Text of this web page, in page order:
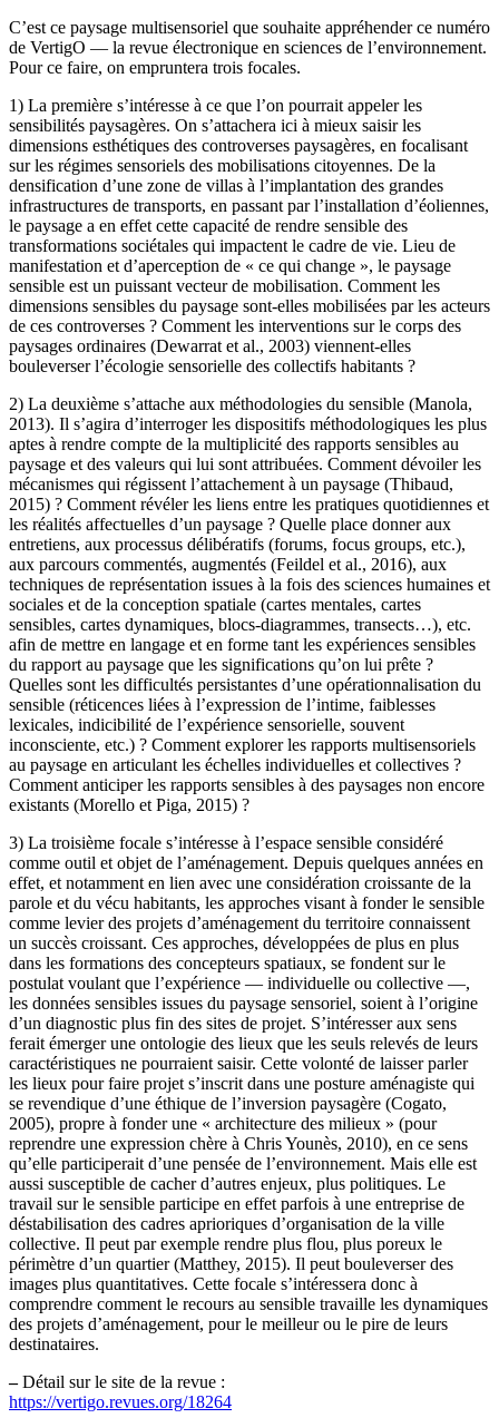
C’est ce paysage multisensoriel que souhaite appréhender ce numéro
de VertigO — la revue électronique en sciences de l’environnement.
Pour ce faire, on empruntera trois focales.
1) La première s’intéresse à ce que l’on pourrait appeler les
sensibilités paysagères. On s’attachera ici à mieux saisir les
dimensions esthétiques des controverses paysagères, en focalisant
sur les régimes sensoriels des mobilisations citoyennes. De la
densification d’une zone de villas à l’implantation des grandes
infrastructures de transports, en passant par l’installation d’éoliennes,
le paysage a en effet cette capacité de rendre sensible des
transformations sociétales qui impactent le cadre de vie. Lieu de
manifestation et d’aperception de « ce qui change », le paysage
sensible est un puissant vecteur de mobilisation. Comment les
dimensions sensibles du paysage sont-elles mobilisées par les acteurs
de ces controverses ? Comment les interventions sur le corps des
paysages ordinaires (Dewarrat et al., 2003) viennent-elles
bouleverser l’écologie sensorielle des collectifs habitants ?
2) La deuxième s’attache aux méthodologies du sensible (Manola,
2013). Il s’agira d’interroger les dispositifs méthodologiques les plus
aptes à rendre compte de la multiplicité des rapports sensibles au
paysage et des valeurs qui lui sont attribuées. Comment dévoiler les
mécanismes qui régissent l’attachement à un paysage (Thibaud,
2015) ? Comment révéler les liens entre les pratiques quotidiennes et
les réalités affectuelles d’un paysage ? Quelle place donner aux
entretiens, aux processus délibératifs (forums, focus groups, etc.),
aux parcours commentés, augmentés (Feildel et al., 2016), aux
techniques de représentation issues à la fois des sciences humaines et
sociales et de la conception spatiale (cartes mentales, cartes
sensibles, cartes dynamiques, blocs-diagrammes, transects…), etc.
afin de mettre en langage et en forme tant les expériences sensibles
du rapport au paysage que les significations qu’on lui prête ?
Quelles sont les difficultés persistantes d’une opérationnalisation du
sensible (réticences liées à l’expression de l’intime, faiblesses
lexicales, indicibilité de l’expérience sensorielle, souvent
inconsciente, etc.) ? Comment explorer les rapports multisensoriels
au paysage en articulant les échelles individuelles et collectives ?
Comment anticiper les rapports sensibles à des paysages non encore
existants (Morello et Piga, 2015) ?
3) La troisième focale s’intéresse à l’espace sensible considéré
comme outil et objet de l’aménagement. Depuis quelques années en
effet, et notamment en lien avec une considération croissante de la
parole et du vécu habitants, les approches visant à fonder le sensible
comme levier des projets d’aménagement du territoire connaissent
un succès croissant. Ces approches, développées de plus en plus
dans les formations des concepteurs spatiaux, se fondent sur le
postulat voulant que l’expérience — individuelle ou collective —,
les données sensibles issues du paysage sensoriel, soient à l’origine
d’un diagnostic plus fin des sites de projet. S’intéresser aux sens
ferait émerger une ontologie des lieux que les seuls relevés de leurs
caractéristiques ne pourraient saisir. Cette volonté de laisser parler
les lieux pour faire projet s’inscrit dans une posture aménagiste qui
se revendique d’une éthique de l’inversion paysagère (Cogato,
2005), propre à fonder une « architecture des milieux » (pour
reprendre une expression chère à Chris Younès, 2010), en ce sens
qu’elle participerait d’une pensée de l’environnement. Mais elle est
aussi susceptible de cacher d’autres enjeux, plus politiques. Le
travail sur le sensible participe en effet parfois à une entreprise de
déstabilisation des cadres aprioriques d’organisation de la ville
collective. Il peut par exemple rendre plus flou, plus poreux le
périmètre d’un quartier (Matthey, 2015). Il peut bouleverser des
images plus quantitatives. Cette focale s’intéressera donc à
comprendre comment le recours au sensible travaille les dynamiques
des projets d’aménagement, pour le meilleur ou le pire de leurs
destinataires.
–Détail sur le site de la revue :
https://vertigo.revues.org/18264